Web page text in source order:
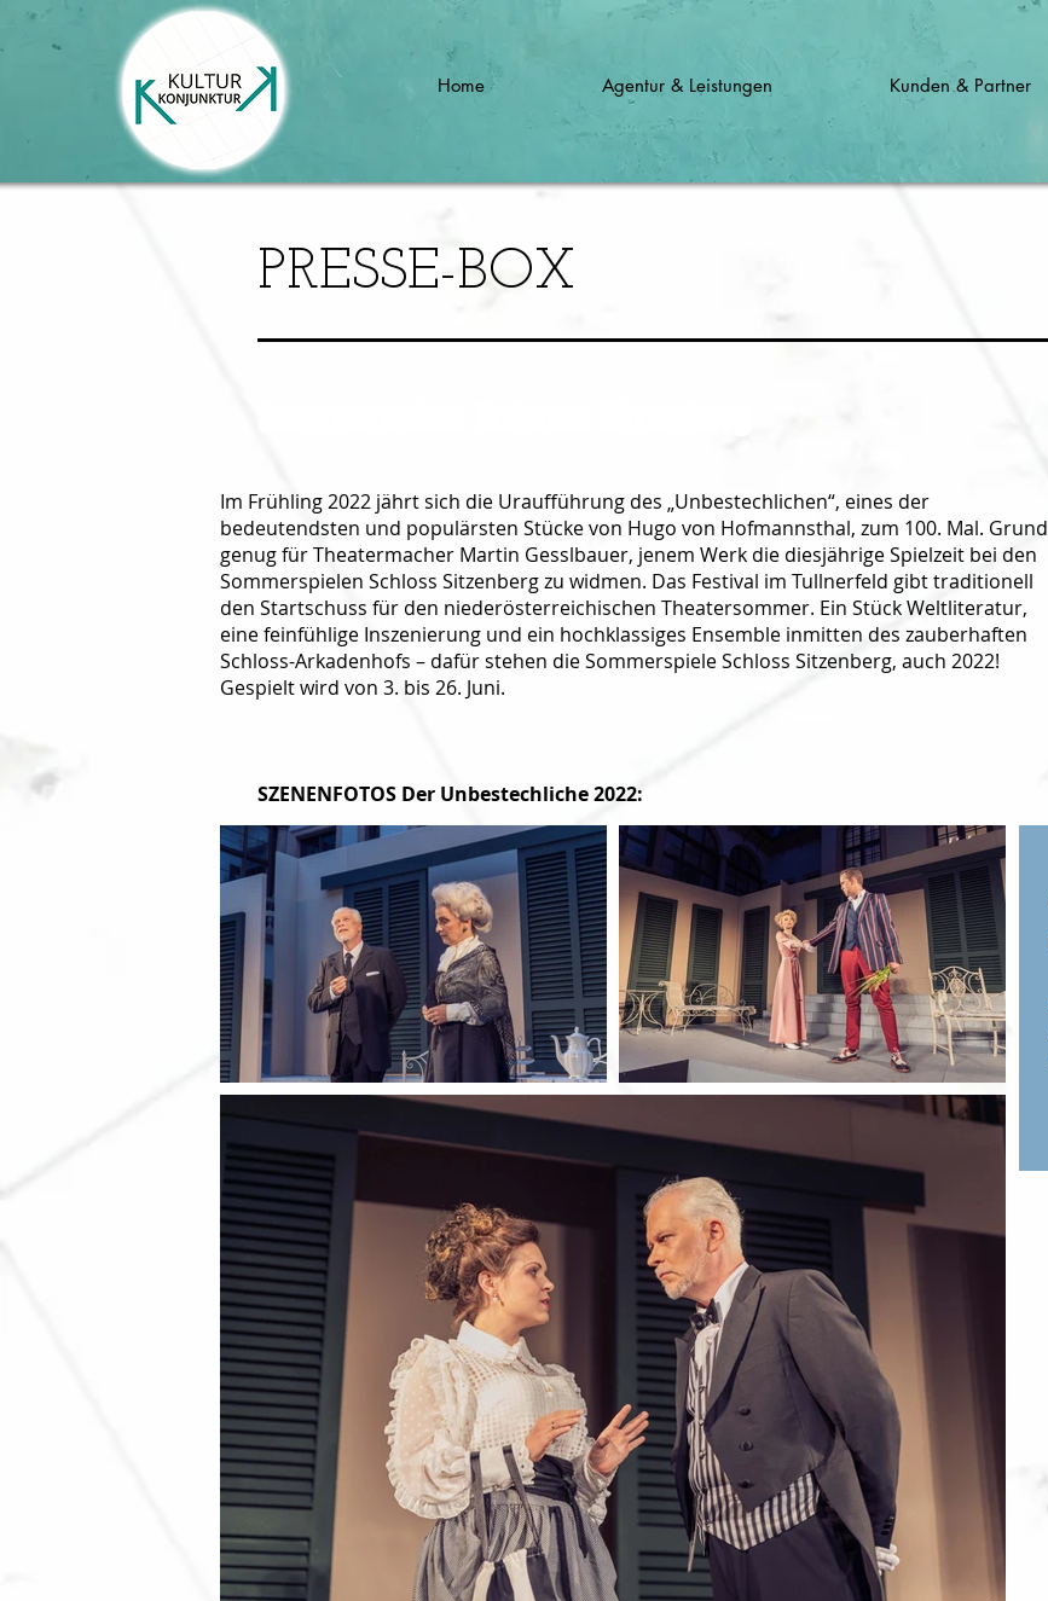
Home Agentur & Leistungen Kunden & Partner
PRESSE-BOX
Im Frühling 2022 jährt sich die Uraufführung des „Unbestechlichen“, eines der
bedeutendsten und populärsten Stücke von Hugo von Hofmannsthal, zum 100. Mal. Grund
genug für Theatermacher Martin Gesslbauer, jenem Werk die diesjährige Spielzeit bei den
Sommerspielen Schloss Sitzenberg zu widmen. Das Festival im Tullnerfeld gibt traditionell
den Startschuss für den niederösterreichischen Theatersommer. Ein Stück Weltliteratur,
eine feinfühlige Inszenierung und ein hochklassiges Ensemble inmitten des zauberhaften
Schloss-Arkadenhofs – dafür stehen die Sommerspiele Schloss Sitzenberg, auch 2022!
Gespielt wird von 3. bis 26. Juni.
SZENENFOTOS Der Unbestechliche 2022: